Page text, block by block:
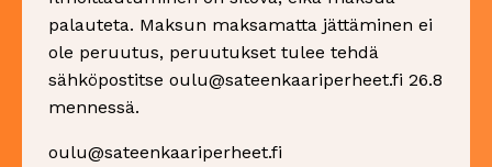
palauteta. Maksun maksamatta jättäminen ei
ole peruutus, peruutukset tulee tehdä
sähköpostitse oulu@sateenkaariperheet.fi 26.8
mennessä.
oulu@sateenkaariperheet.fi